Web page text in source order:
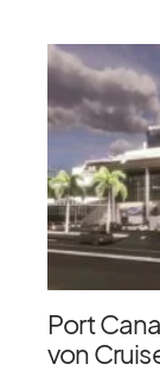
Port
von